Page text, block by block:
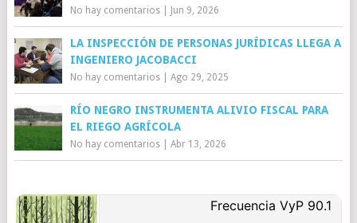
No hay comentarios| Jun 9, 2026
LA INSPECCIÓN DE PERSONAS JURÍDICAS LLEGA A
INGENIERO JACOBACCI
No hay comentarios| Ago 29, 2025
RÍO NEGRO INSTRUMENTA ALIVIO FISCAL PARA
EL RIEGO AGRÍCOLA
No hay comentarios| Abr 13, 2026